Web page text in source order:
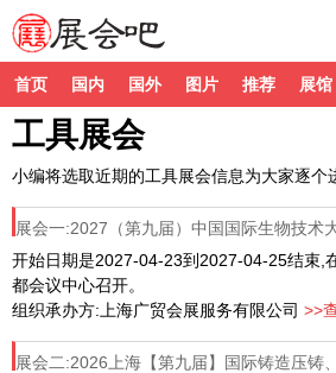
首页 国内 国外 图片 推荐 展馆
工具展会
小编将选取近期的工具展会信息为大家逐个
展会一:2027（第九届）中国国际生物技术
开始日期是2027-04-23到2027-04-25结束,
都会议中心召开。
组织承办方:上海广贸会展服务有限公司 >>
展会二:2026上海【第九届】国际铸造压铸